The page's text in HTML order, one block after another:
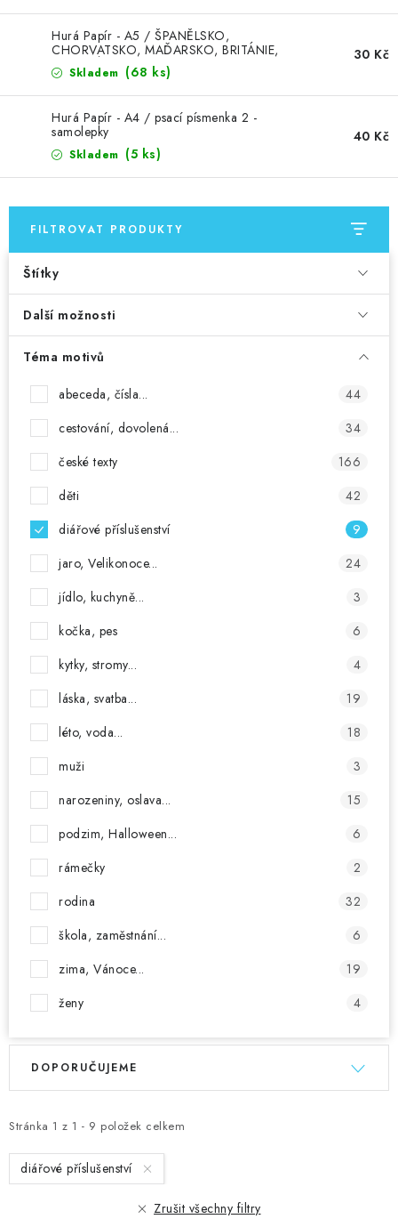
Hurá Papír - A5 / ŠPANĚLSKO,
CHORVATSKO, MAĎARSKO, BRITÁNIE,
USA... LÉTO 2026 - české samolepky, bílý
podklad
Skladem (68 ks)
30 Kč
Hurá Papír - A4 / psací písmenka 2 -
samolepky
Skladem (5 ks)
40 Kč
FILTROVAT PRODUKTY
Štítky
Další možnosti
Téma motivů
abeceda, čísla...
44
cestování, dovolená...
34
české texty
166
děti
42
diářové příslušenství
9
jaro, Velikonoce...
24
jídlo, kuchyně...
3
kočka, pes
6
kytky, stromy...
4
láska, svatba...
19
léto, voda...
18
muži
3
narozeniny, oslava...
15
podzim, Halloween...
6
rámečky
2
rodina
32
škola, zaměstnání...
6
zima, Vánoce...
19
ženy
4
V
i
s
p
Stránka 1 z 1 - 9 položek celkem
Ř
e
n
í
DOPORUČUJEME
diářové příslušenství
Zrušit všechny filtry